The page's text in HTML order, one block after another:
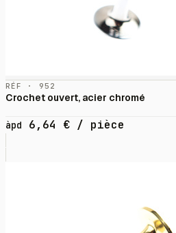
RÉF · 952
Crochet ouvert, acier chromé
àpd 6,64 € / pièce